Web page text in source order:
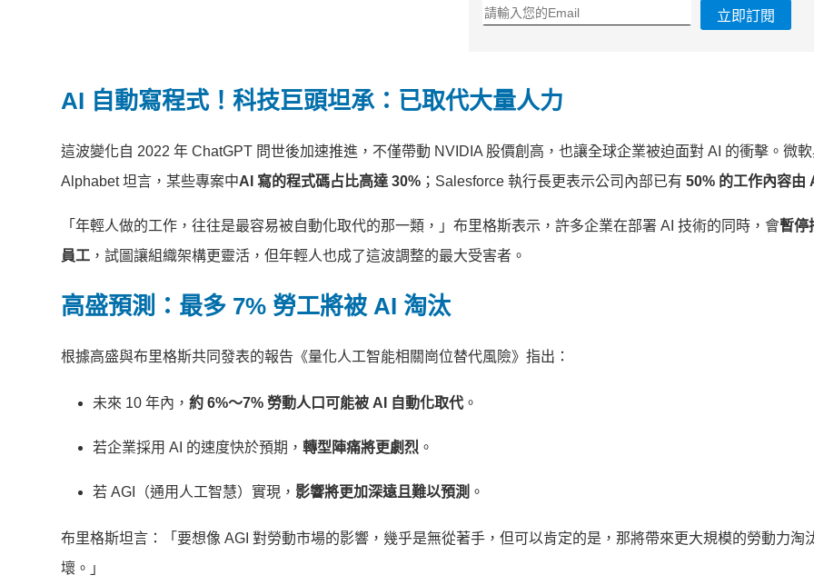
立即訂閱
AI 自動寫程式！科技巨頭坦承：已取代大量人力
這波變化自 2022 年 ChatGPT 問世後加速推進，不僅帶動 NVIDIA 股價創高，也讓全球企業被迫面對 AI 的衝擊。微
Alphabet 坦言，某些專案中AI 寫的程式碼占比高達 30% ；Salesforce 執行長更表示公司內部已有 50% 的工作內容由
「年輕人做的工作，往往是最容易被自動化取代的那一類，」布里格斯表示，許多企業在部署 AI 技術的同時，會暫停
員工 ，試圖讓組織架構更靈活，但年輕人也成了這波調整的最大受害者。
高盛預測：最多 7% 勞工將被 AI 淘汰
根據高盛與布里格斯共同發表的報告《量化人工智能相關崗位替代風險》指出：
未來 10 年內， 約 6%～7% 勞動人口可能被 AI 自動化取代。
若企業採用 AI 的速度快於預期， 轉型陣痛將更劇烈 。
若 AGI（通用人工智慧）實現， 影響將更加深遠且難以預測 。
布里格斯坦言：「要想像 AGI 對勞動市場的影響，幾乎是無從著手，但可以肯定的是，那將帶來更大規模的勞動力淘
壞。」